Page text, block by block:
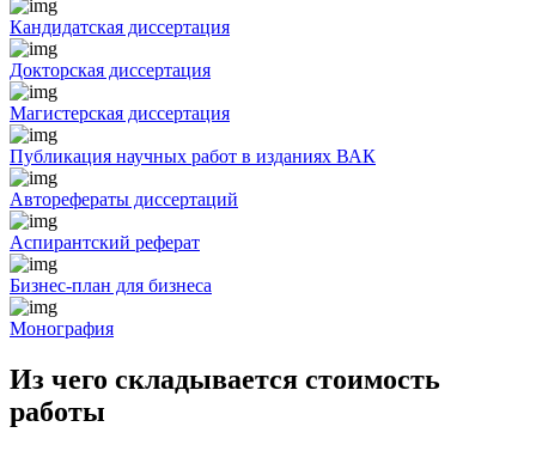
Кандидатская диссертация
Докторская диссертация
Магистерская диссертация
Публикация научных работ в изданиях ВАК
Авторефераты диссертаций
Аспирантский реферат
Бизнес-план для бизнеса
Монография
Из чего складывается стоимость
работы